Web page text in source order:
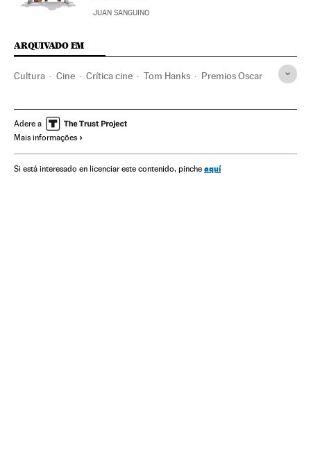
JUAN SANGUINO
ARQUIVADO EM
Cultura Cine Crítica cine Tom Hanks Premios Oscar
Adere a
Mais informações
Si está interesado en licenciar este contenido, pinche aquí